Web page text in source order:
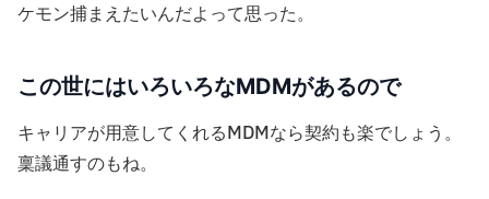
ケモン捕まえたいんだよって思った。
この世にはいろいろなMDMがあるので
キャリアが用意してくれるMDMなら契約も楽でしょう。
稟議通すのもね。